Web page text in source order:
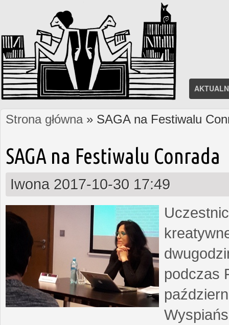
Jesteś tutaj
Strona główna» SAGA na Festiwalu
SAGA na Festiwalu Conrada
Iwona 2017-10-30 17:49
podczas